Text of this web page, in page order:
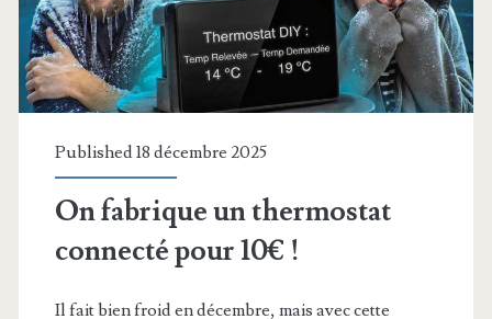
Published 18 décembre 2025
On fabrique un thermostat
connecté pour 10€ !
Il fait bien froid en décembre, mais avec cette